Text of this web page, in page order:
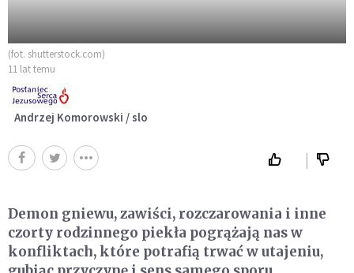
(fot. shutterstock.com)
11 lat temu
Andrzej Komorowski / slo
Demon gniewu, zawiści, rozczarowania i inne
czorty rodzinnego piekła pogrążają nas w
konfliktach, które potrafią trwać w utajeniu,